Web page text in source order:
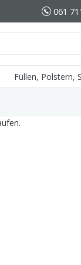
061
Füllen, Polstern,